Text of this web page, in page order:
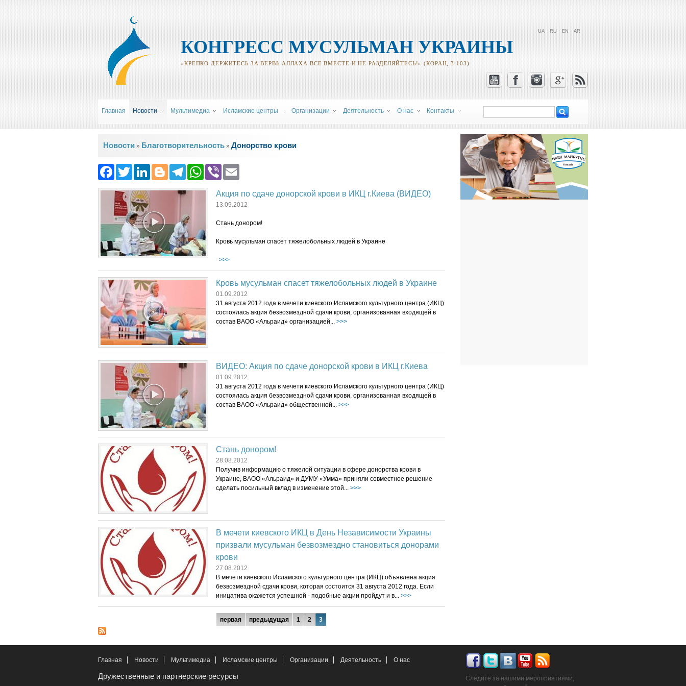
КОНГРЕСС МУСУЛЬМАН УКРАИНЫ
«КРЕПКО ДЕРЖИТЕСЬ ЗА ВЕРВЬ АЛЛАХА ВСЕ ВМЕСТЕ И НЕ РАЗДЕЛЯЙТЕСЬ!» (КОРАН, 3:103)
UA RU EN AR
Главная Новости Мультимедиа Исламские центры Oрганизации Деятельность О нас Контакты Форма поиска
Вы здесь
Новости » Благотворительность » Донорство крови
Facebook
Twitter
LinkedIn
Blogger
Telegram
WhatsApp
Viber
Акция по сдаче донорской крови в ИКЦ г.Киева (ВИДЕО)
13.09.2012
Стань донором!
Кровь мусульман спасет тяжелобольных людей в Украине
>>>
Кровь мусульман спасет тяжелобольных людей в Украине
01.09.2012
31 августа 2012 года в мечети киевского Исламского культурного центра (ИКЦ)
состоялась акция безвозмездной сдачи крови, организованная входящей в
состав ВАОО «Альраид» организацией... >>>
ВИДЕО: Акция по сдаче донорской крови в ИКЦ г.Киева
01.09.2012
31 августа 2012 года в мечети киевского Исламского культурного центра (ИКЦ)
состоялась акция безвозмездной сдачи крови, организованная входящей в
состав ВАОО «Альраид» общественной... >>>
Стань донором!
28.08.2012
Получив информацию о тяжелой ситуации в сфере донорства крови в
Украине, ВАОО «Альраид» и ДУМУ «Умма» приняли совместное решение
сделать посильный вклад в изменение этой... >>>
В мечети киевского ИКЦ в День Независимости Украины
призвали мусульман безвозмездно становиться донорами
крови
27.08.2012
В мечети киевского Исламского культурного центра (ИКЦ) объявлена акция
безвозмездной сдачи крови, которая состоится 31 августа 2012 года. Если
иницатива окажется успешной - подобные акции пройдут и в... >>>
Страницы первая предыдущая 1 2 3
Следите за нашими мероприятиями,
Главная Новости Мультимедиа Исламские центры Организации Деятельность О нас
Дружественные и партнерские ресурсы